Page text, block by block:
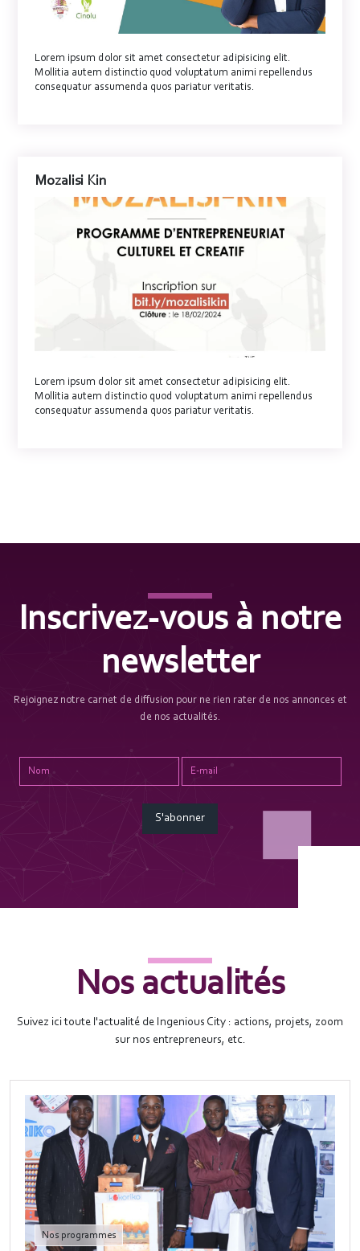
Lorem ipsum dolor sit amet consectetur adipisicing elit.
Mollitia autem distinctio quod voluptatum animi repellendus
consequatur assumenda quos pariatur veritatis.
Mozalisi Kin
Lorem ipsum dolor sit amet consectetur adipisicing elit.
Mollitia autem distinctio quod voluptatum animi repellendus
consequatur assumenda quos pariatur veritatis.
Inscrivez-vous à notre
newsletter
Rejoignez notre carnet de diffusion pour ne rien rater de nos annonces et
de nos actualités.
S'abonner
Nos actualités
Suivez ici toute l'actualité de Ingenious City : actions, projets, zoom
sur nos entrepreneurs, etc.
Nos programmes